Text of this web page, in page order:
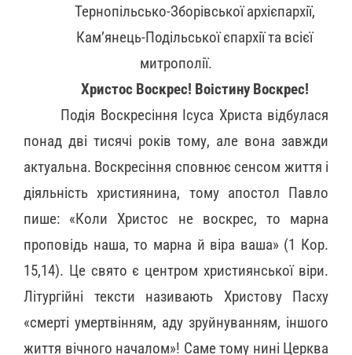
Тернопільсько-Зборівської архієпархії,
Кам’янець-Подільської єпархії та всієї
митрополії.
Христос Воскрес! Воістину Воскрес!
Подія Воскресіння Ісуса Христа відбулася
понад дві тисячі років тому, але вона завжди
актуальна. Воскресіння сповнює сенсом життя і
діяльність християнина, тому апостол Павло
пише: «Коли Христос не воскрес, то марна
проповідь наша, то марна й віра ваша» (1 Кор.
15,14). Це свято є центром християнської віри.
Літургійні тексти називають Христову Пасху
«смерті умертвінням, аду зруйнуванням, іншого
життя вічного началом»! Саме тому нині Церква